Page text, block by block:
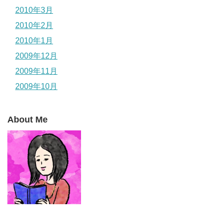
2010年3月
2010年2月
2010年1月
2009年12月
2009年11月
2009年10月
About Me